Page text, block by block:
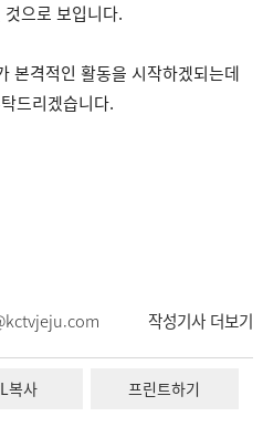
으로 보입니다.
본격적인 활동을 시작하겠되는데
드리겠습니다.
작성기사 더보기
복사 프린트하기